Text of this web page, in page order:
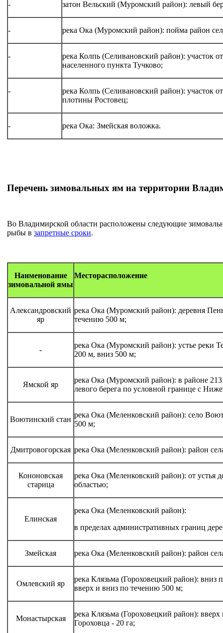
- затон Вельский (Муромский район): левый
- река Ока (Муромский район): пойма район
-
река Колпь (Селивановский район): участок
населенного пункта Тучково;
-
река Колпь (Селивановский район): участок
плотины Ростовец;
- река Ока: Змейская воложка.
Перечень зимовальных ям на территории
Во Владимирской области расположены следующие
рыбы в запретные сроки.
Наименование
зимовальной ямы
Месторасположение
Александровский
яр
река Ока (Муромский район): деревня
течению 500 м;
-
река Ока (Муромский район): устье реки
200 м, вниз 500 м;
Ямской яр
река Ока (Муромский район): в районе 213
левого берега по условной границе с
Воютинский стан
река Ока (Меленковский район): село
500 м;
Дмитровогорская река Ока (Меленковский район): район
Кононовская
старица
река Ока (Меленковский район): от устья
областью;
Елинская
река Ока (Меленковский район):
в пределах административных границ
Змейская река Ока (Меленковский район): район
Омлевский яр
река Клязьма (Гороховецкий район): вниз
вверх и вниз по течению 500 м;
Монастырская
река Клязьма (Гороховецкий район):
Гороховца - 20 га;